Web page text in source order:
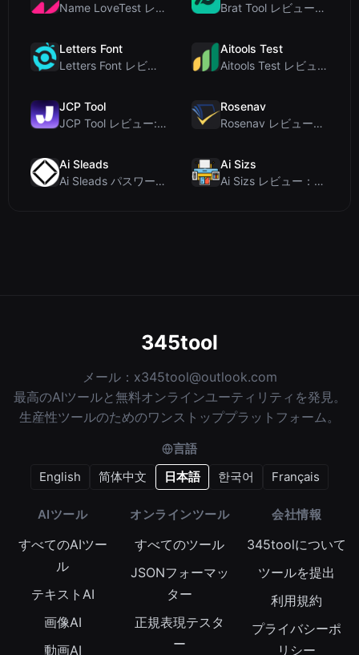
Name LoveTest レビュー：プライバシー重視で画像を共有できる恋愛相性計算ツール
Brat Tool レビュー：無料のCharli XCX風Bratテキスト生成ツール
Letters Font
Letters Font レビュー：Instagramなどで使える無料Unicodeフォントジェネレ...
Aitools Test
Aitools Test レビュー：無料ブラウザベースのAI検出器、トークンカウンター、コスト見積も...
JCP Tool
JCP Tool レビュー: JSON、CSV、YAML、XML対応の無料クライアントサイドデータ変...
Rosenav
Rosenav レビュー：無料オンラインコサイン類似度チェッカー＆テキスト差分ツール
Ai Sleads
Ai Sleads パスワード強度チェッカーレビュー：ゼロアップロード、リアルタイムエントロピー分析
Ai Sizs
Ai Sizs レビュー：無料でプライベートな画像類似度比較・ぼけ検出ツール
345tool
メール： x345tool@outlook.com
最高のAIツールと無料オンラインユーティリティを発見。
生産性ツールのためのワンストッププラットフォーム。
言語
English
简体中文 日本語 한국어 Français
AIツール
すべてのAIツー
ル
テキストAI
画像AI
動画AI
オンラインツール
すべてのツール
JSONフォーマッ
ター
正規表現テスタ
ー
会社情報
345toolについて
ツールを提出
利用規約
プライバシーポ
リシー